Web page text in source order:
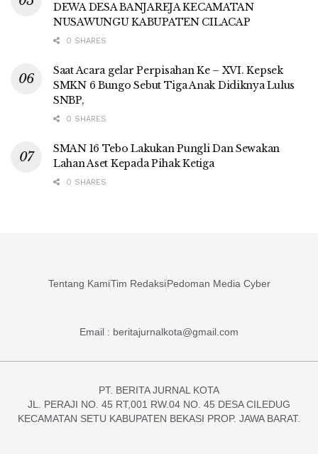
DEWA DESA BANJAREJA KECAMATAN
NUSAWUNGU KABUPATEN CILACAP
0 SHARES
Saat Acara gelar Perpisahan Ke – XVI. Kepsek
SMKN 6 Bungo Sebut Tiga Anak Didiknya Lulus
SNBP,
0 SHARES
SMAN 16 Tebo Lakukan Pungli Dan Sewakan
Lahan Aset Kepada Pihak Ketiga
0 SHARES
Tentang KamiTim RedaksiPedoman Media Cyber
Email : beritajurnalkota@gmail.com
PT. BERITA JURNAL KOTA
JL. PERAJI NO. 45 RT,001 RW.04 NO. 45 DESA CILEDUG
KECAMATAN SETU KABUPATEN BEKASI PROP. JAWA BARAT.